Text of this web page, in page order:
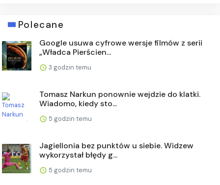
Polecane
Google usuwa cyfrowe wersje filmów z serii
„Władca Pierścien...
3 godzin temu
Tomasz Narkun ponownie wejdzie do klatki.
Wiadomo, kiedy sto...
5 godzin temu
Jagiellonia bez punktów u siebie. Widzew
wykorzystał błędy g...
5 godzin temu